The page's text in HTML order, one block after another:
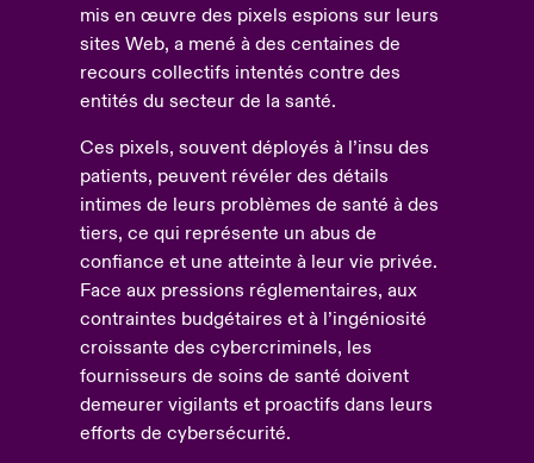
mis en œuvre des pixels espions sur leurs
sites Web, a mené à des centaines de
recours collectifs intentés contre des
entités du secteur de la santé.
Ces pixels, souvent déployés à l’insu des
patients, peuvent révéler des détails
intimes de leurs problèmes de santé à des
tiers, ce qui représente un abus de
confiance et une atteinte à leur vie privée.
Face aux pressions réglementaires, aux
contraintes budgétaires et à l’ingéniosité
croissante des cybercriminels, les
fournisseurs de soins de santé doivent
demeurer vigilants et proactifs dans leurs
efforts de cybersécurité.